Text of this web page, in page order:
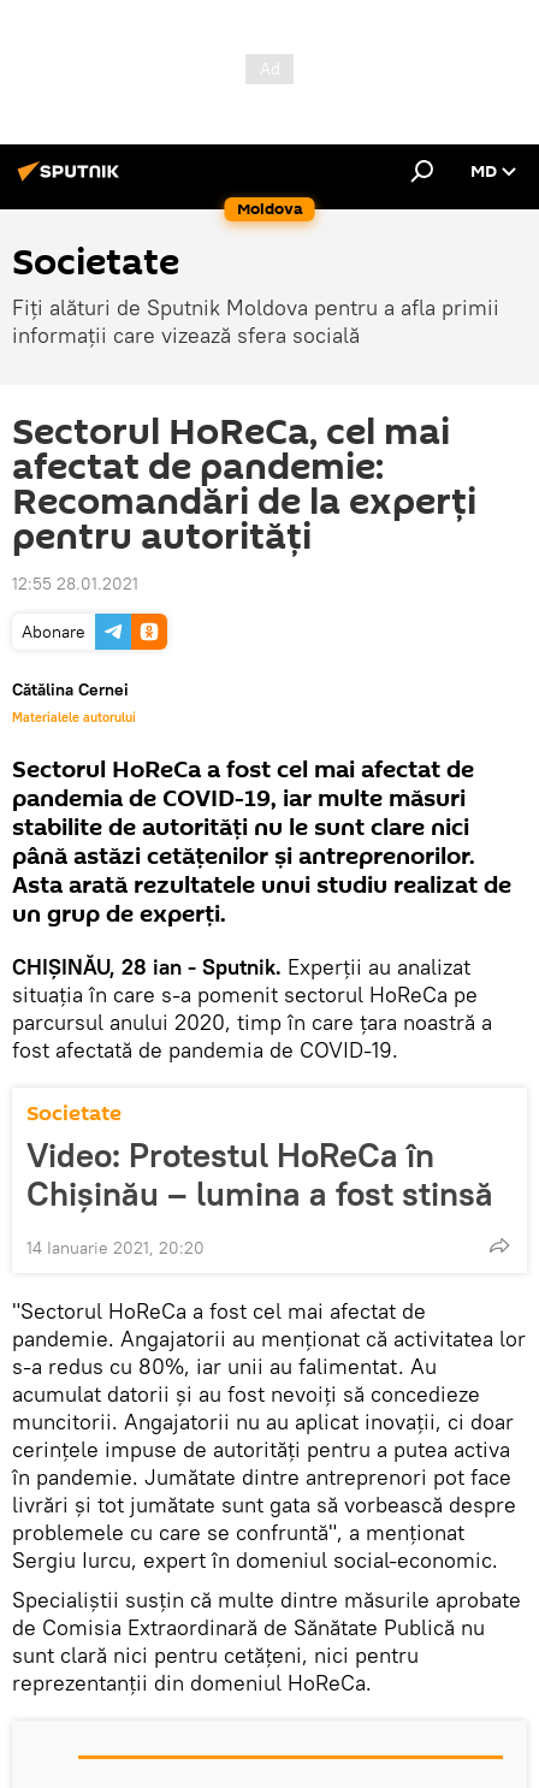
Moldova
MD
Societate
Fiți alături de Sputnik Moldova pentru a afla primii
informații care vizează sfera socială
Sectorul HoReCa, cel mai
afectat de pandemie:
Recomandări de la experți
pentru autorități
12:55 28.01.2021
Abonare
Cătălina Cernei
Materialele autorului
Sectorul HoReCa a fost cel mai afectat de
pandemia de COVID-19, iar multe măsuri
stabilite de autorități nu le sunt clare nici
până astăzi cetățenilor și antreprenorilor.
Asta arată rezultatele unui studiu realizat de
un grup de experți.
CHIȘINĂU, 28 ian - Sputnik. Experții au analizat
situația în care s-a pomenit sectorul HoReCa pe
parcursul anului 2020, timp în care țara noastră a
fost afectată de pandemia de COVID-19.
Societate
Video: Protestul HoReCa în
Chișinău – lumina a fost stinsă
14 Ianuarie 2021, 20:20
"Sectorul HoReCa a fost cel mai afectat de
pandemie. Angajatorii au menționat că activitatea lor
s-a redus cu 80%, iar unii au falimentat. Au
acumulat datorii și au fost nevoiți să concedieze
muncitorii. Angajatorii nu au aplicat inovații, ci doar
cerințele impuse de autorități pentru a putea activa
în pandemie. Jumătate dintre antreprenori pot face
livrări și tot jumătate sunt gata să vorbească despre
problemele cu care se confruntă", a menționat
Sergiu Iurcu, expert în domeniul social-economic.
Specialiștii susțin că multe dintre măsurile aprobate
de Comisia Extraordinară de Sănătate Publică nu
sunt clară nici pentru cetățeni, nici pentru
reprezentanții din domeniul HoReCa.